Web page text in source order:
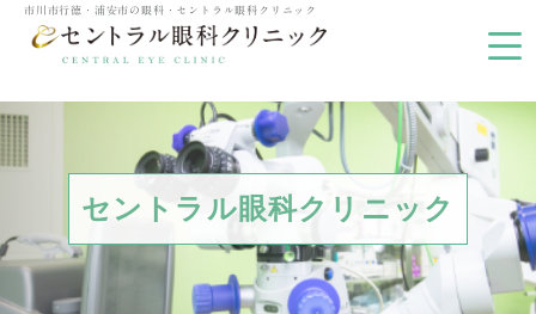
市川市行徳・浦安市の眼科・セントラル眼科クリニック
セントラル眼科クリニック